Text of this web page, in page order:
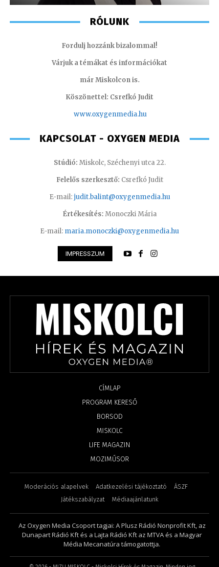
RÓLUNK
Fordulj hozzánk bizalommal!
Várjuk a témákat és információkat
már Miskolcon is.
Köszönettel: Csrefkó Judit
www.oxygenmedia.hu
KAPCSOLAT - OXYGEN MEDIA
Stúdió: Miskolc, Széchenyi utca 22.
Felelős szerkesztő: Csrefkó Judit
E-mail:judit.balint@oxygenmedia.hu
Értékesítés: Monoczki Mária
E-mail: maria.monoczki@oxygenmedia.hu
IMPRESSZUM
CÍMLAP
PROGRAM KERESŐ
BORSOD
MISKOLC
LIFE MAGAZIN
MOZIMŰSOR
Moderációs alapelvek Adatkezelési tájékoztató
ÁSZF
Játékszabályzat
Médiaajánlatunk
Az Oxygen Media Csoport tagjai: A Plusz Rádió Nonprofit Kft, az
Dunapart Rádió Kft és a Lajta Rádió Kft az MTVA és a Magyar
Média Mecanatúra támogatottja.